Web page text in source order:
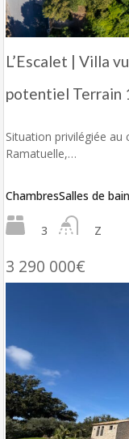
L’Escalet | Villa
potentiel Terrain
Situation privilégiée au
Ramatuelle,…
Chambres
3
Salles de bain
Z
3 290 000€